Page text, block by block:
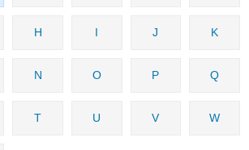
H I J K
N O P Q
T U V W